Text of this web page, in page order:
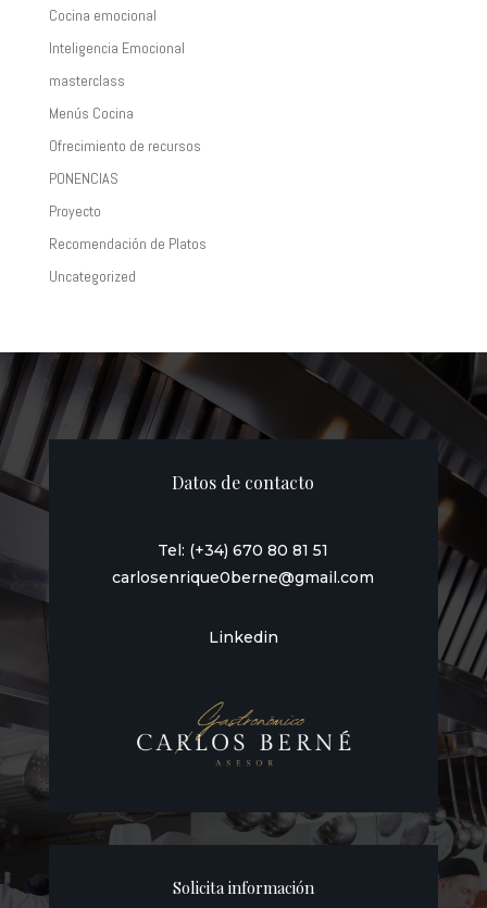
Cocina emocional
Inteligencia Emocional
masterclass
Menús Cocina
Ofrecimiento de recursos
PONENCIAS
Proyecto
Recomendación de Platos
Uncategorized
Datos de contacto
Tel: (+34) 670 80 81 51
carlosenrique0berne@gmail.com
Linkedin
Solicita información